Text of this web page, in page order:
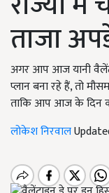
ताजा
अगर आप आज यानी
प्लान बना रहे हैं, तो
ताकि आप आज के दिन
लोकेश निरवाल